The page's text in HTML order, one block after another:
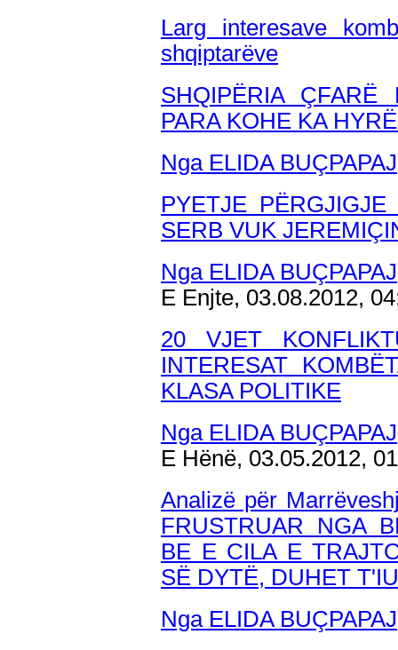
Larg interesave
shqiptarëve
SHQIPËRIA
PARA KOHE KA
Nga ELIDA BUÇPAPAJ
PYETJE
SERB VUK
Nga ELIDA BUÇPAPAJ
E Enjte, 03.08.2012,
20 VJET
INTERESAT
KLASA POLITIKE
Nga ELIDA BUÇPAPAJ
E Hënë, 03.05.2012,
Analizë për
FRUSTRUAR NGA
BE E CILA E
SË DYTË, DUHET
Nga ELIDA BUÇPAPAJ